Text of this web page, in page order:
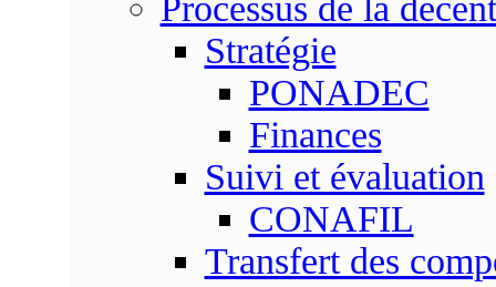
Processus de la
Stratégie
PONADEC
Finances
Suivi et évaluation
CONAFIL
Transfert des